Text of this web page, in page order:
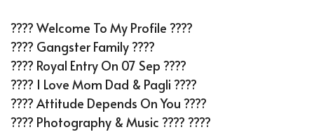
???? Welcome To My Profile ????
???? Gangster Family ????
???? Royal Entry On 07 Sep ????
???? I Love Mom Dad & Pagli ????
???? Attitude Depends On You ????
???? Photography & Music ???? ????